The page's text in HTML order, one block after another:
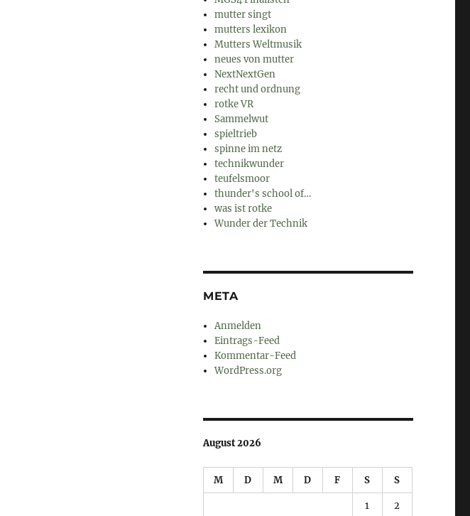
mutter singt
mutters lexikon
Mutters Weltmusik
neues von mutter
NextNextGen
recht und ordnung
rotke VR
Sammelwut
spieltrieb
spinne im netz
technikwunder
teufelsmoor
thunder's school of…
was ist rotke
Wunder der Technik
META
Anmelden
Eintrags-Feed
Kommentar-Feed
WordPress.org
August 2026
M D M D F S S
1 2